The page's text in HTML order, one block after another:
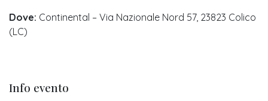
Dove: Continental – Via Nazionale Nord 57, 23823 Colico
(LC)
Info evento